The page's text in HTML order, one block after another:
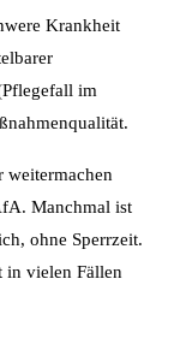
Krankheit
im
weitermachen
Manchmal ist
ohne Sperrzeit.
in vielen Fällen